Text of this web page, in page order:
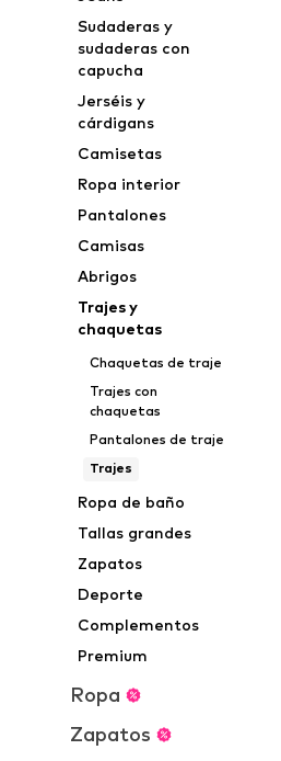
Sudaderas y
sudaderas con
capucha
Jerséis y
cárdigans
Camisetas
Ropa interior
Pantalones
Camisas
Abrigos
Trajes y
chaquetas
Chaquetas de traje
Trajes con
chaquetas
Pantalones de traje
Trajes
Ropa de baño
Tallas grandes
Zapatos
Deporte
Complementos
Premium
Ropa
Zapatos